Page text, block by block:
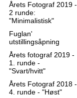
Årets Fotograf 2019 -
2 runde:
"Minimalistisk"
Fuglan'
utstillingsåpning
Årets fotograf 2019 -
1. runde -
"Svart/hvitt"
Årets Fotograf 2018 -
4. runde - "Høst"